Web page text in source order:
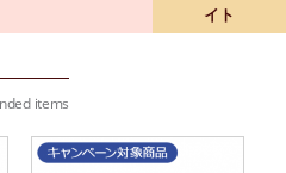
イト
items